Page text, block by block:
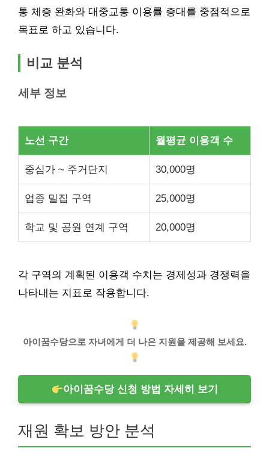
통 체증 완화와 대중교통 이용률 증대를 중점적으로
목표로 하고 있습니다.
비교 분석
세부 정보
노선 구간 월평균 이용객 수
중심가 ~ 주거단지 30,000명
업종 밀집 구역 25,000명
학교 및 공원 연계 구역 20,000명
각 구역의 계획된 이용객 수치는 경제성과 경쟁력을
나타내는 지표로 작용합니다.
아이꿈수당으로 자녀에게 더 나은 지원을 제공해 보세요.
아이꿈수당 신청 방법 자세히 보기
재원 확보 방안 분석